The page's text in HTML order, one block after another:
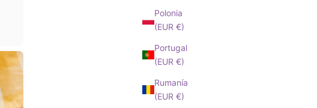
Polonia
(EUR €)
Portugal
(EUR €)
Rumanía
(EUR €)